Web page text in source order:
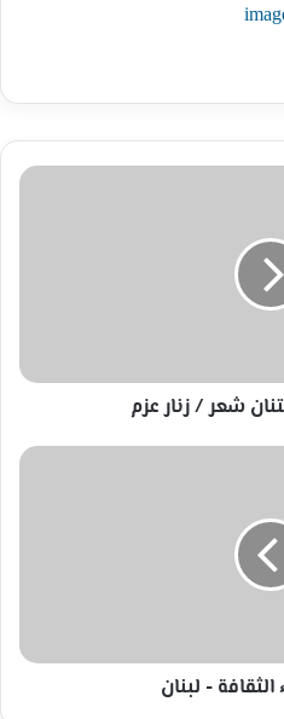
شعر / زنار عزم
- لبنان